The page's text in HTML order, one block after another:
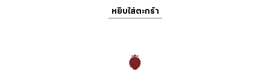
หยิบใส่ตะกร้า